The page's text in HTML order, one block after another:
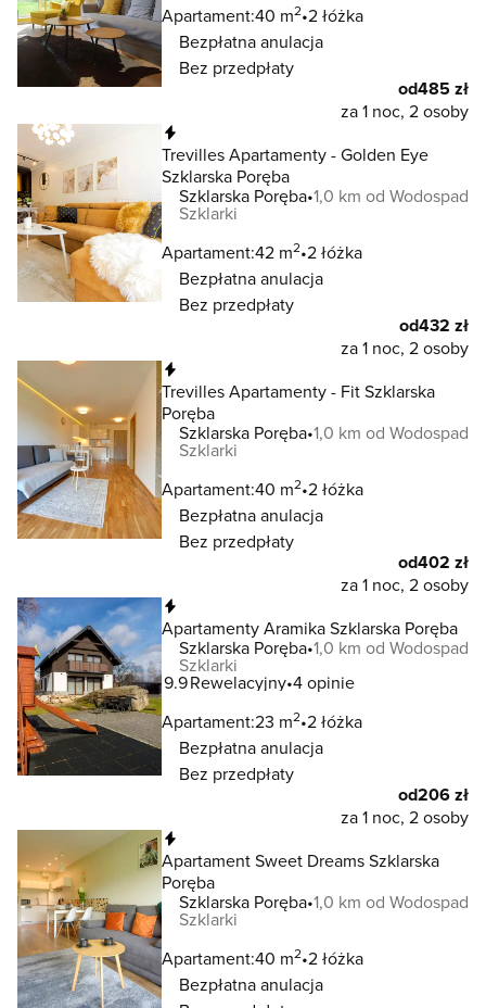
Apartament:40 m2 2 łóżka
Bezpłatna anulacja
Bez przedpłaty
od485 zł
za 1 noc, 2 osoby
Trevilles Apartamenty - Golden Eye
Szklarska Poręba
Szklarska Poręba 1,0 km od Wodospad
Szklarki
Apartament:42 m2 2 łóżka
Bezpłatna anulacja
Bez przedpłaty
od432 zł
za 1 noc, 2 osoby
Trevilles Apartamenty - Fit Szklarska
Poręba
Szklarska Poręba 1,0 km od Wodospad
Szklarki
Apartament:40 m2 2 łóżka
Bezpłatna anulacja
Bez przedpłaty
od402 zł
za 1 noc, 2 osoby
Apartamenty Aramika Szklarska Poręba
Szklarska Poręba 1,0 km od Wodospad
Szklarki
9.9Rewelacyjny 4 opinie
Apartament:23 m2 2 łóżka
Bezpłatna anulacja
Bez przedpłaty
od206 zł
za 1 noc, 2 osoby
Apartament Sweet Dreams Szklarska
Poręba
Szklarska Poręba 1,0 km od Wodospad
Szklarki
Apartament:40 m2 2 łóżka
Bezpłatna anulacja